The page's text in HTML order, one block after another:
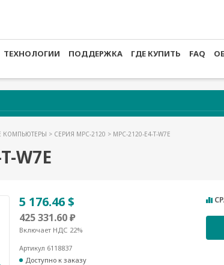
ТЕХНОЛОГИИ ПОДДЕРЖКА ГДЕ КУПИТЬ FAQ
КОМПЬЮТЕРЫ > СЕРИЯ MPC-2120 > MPC-2120-E4-T-W7E
W7E
5 176.46 $
425 331.60 ₽
Включает НДС 22%
Артикул 6118837
Доступно к заказу